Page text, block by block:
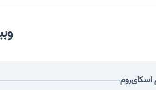
اسکای‌روم